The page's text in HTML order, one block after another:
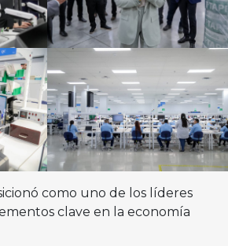
como uno de los líderes
clave en la economía